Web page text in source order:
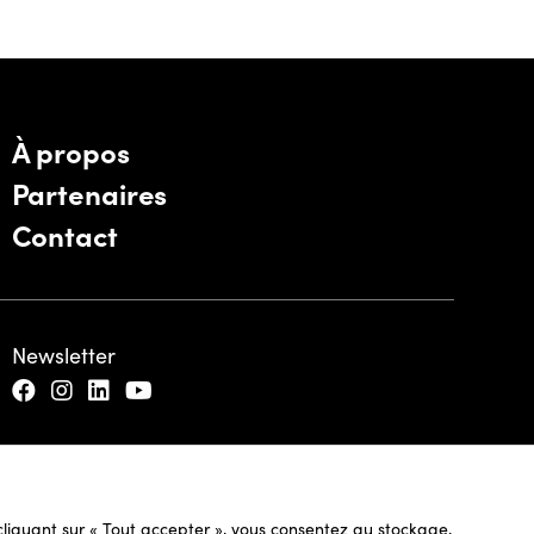
sur « Tout accepter », vous consentez au stockage,
À propos
Partenaires
Contact
Newsletter